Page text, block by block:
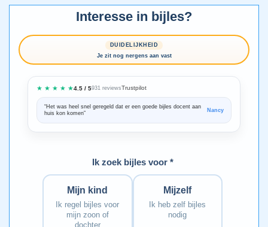
Interesse in bijles?
DUIDELIJKHEID
Je zit nog nergens aan vast
★ ★ ★ ★ ★4.5 / 5931 reviewsTrustpilot
“Het was heel snel geregeld dat er een goede bijles docent aan
huis kon komen”
Nancy
Ik zoek bijles voor *
Mijn kind
Ik regel bijles voor
mijn zoon of
dochter
Mijzelf
Ik heb zelf bijles
nodig